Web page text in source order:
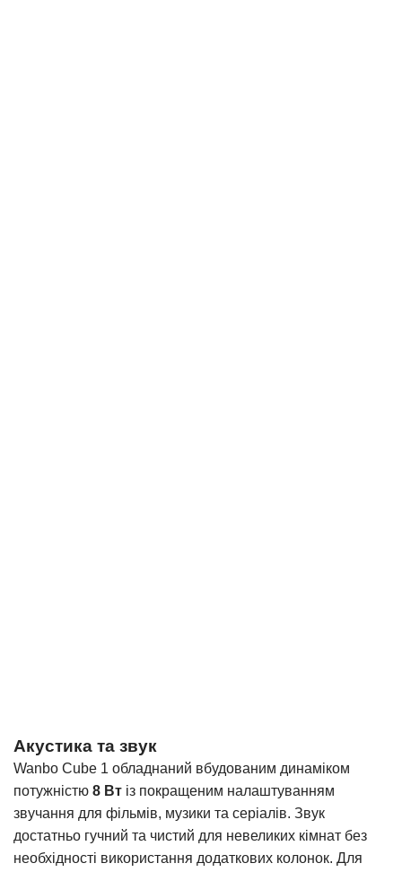
Акустика та звук
Wanbo Cube 1 обладнаний вбудованим динаміком
потужністю 8 Вт із покращеним налаштуванням
звучання для фільмів, музики та серіалів. Звук
достатньо гучний та чистий для невеликих кімнат без
необхідності використання додаткових колонок. Для